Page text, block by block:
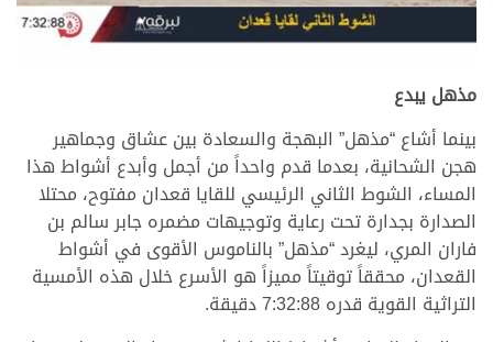
مذهل يبدع
بينما أشاع “مذهل” البهجة والسعادة بين عشاق وجماهير
هجن الشحانية، بعدما قدم واحداً من أجمل وأبدع أشواط هذا
المساء، الشوط الثاني الرئيسي للقايا قعدان مفتوح، محتلا
الصدارة بجدارة تحت رعاية وتوجيهات مضمره جابر سالم بن
فاران المري، ليغرد “مذهل” بالناموس الأقوى في أشواط
القعدان، محققاً توقيتاً مميزاً هو الأسرع خلال هذه الأمسية
التراثية القوية قدره 7:32:88 دقيقة.